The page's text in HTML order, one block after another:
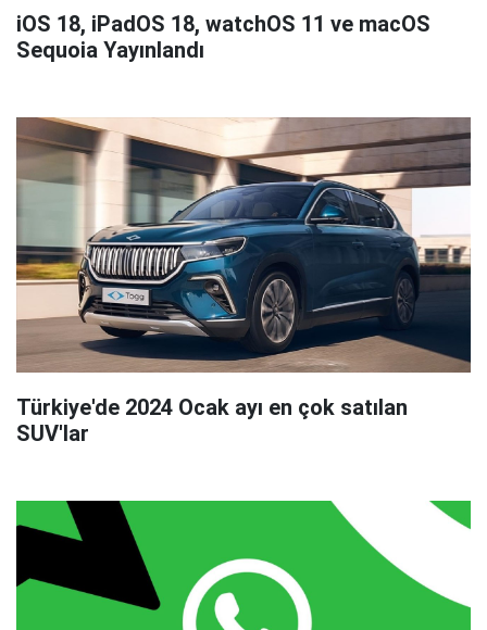
iOS 18, iPadOS 18, watchOS 11 ve macOS
Sequoia Yayınlandı
Türkiye'de 2024 Ocak ayı en çok satılan
SUV'lar